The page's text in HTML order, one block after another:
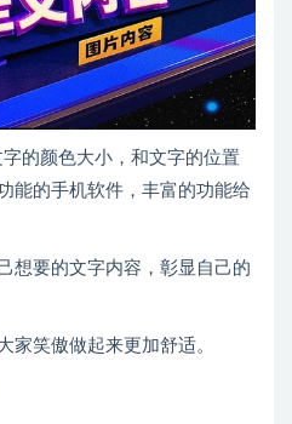
字的颜色大小，和文字的位置
能的手机软件，丰富的功能给
想要的文字内容，彰显自己的
家笑傲做起来更加舒适。